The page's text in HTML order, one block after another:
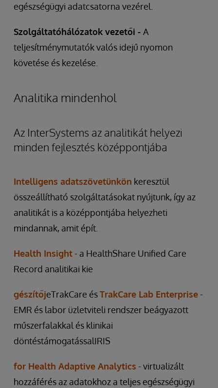
egészségügyi adatcsatorna vezérel.
Szolgáltatóhálózatok vezetői - A
teljesítménymutatók valós idejű nyomon
követése és kezelése.
Analitika mindenhol
Az InterSystems az analitikát helyezi
minden fejlesztés középpontjába
Intelligens adatszövetünkön keresztül
összeállítható szolgáltatásokat nyújtunk, így az
analitikát is a középpontjába helyezheti
mindannak, amit épít.
Health Insight- a HealthShare Unified Care
Record analitikai kie
gészítőjeTrakCare ésTrakCare Lab Enterprise-
EMR és labor üzletviteli rendszer beágyazott
műszerfalakkal és klinikai
döntéstámogatássalIRIS
for Health Adaptive Analytics - virtualizált
hozzáférés az adatokhoz a teljes egészségügyi